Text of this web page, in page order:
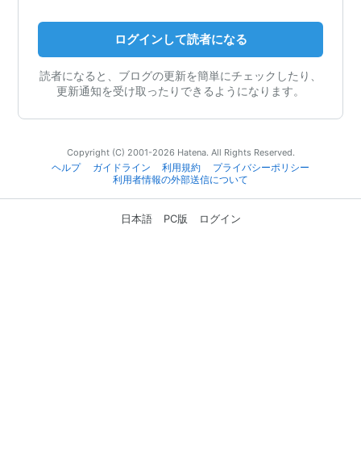
ログインして読者になる
読者になると、ブログの更新を簡単にチェックしたり、
更新通知を受け取ったりできるようになります。
Copyright (C) 2001-2026 Hatena. All Rights Reserved.
ヘルプ
ガイドライン 利用規約
プライバシーポリシー
利用者情報の外部送信について
日本語 PC版 ログイン